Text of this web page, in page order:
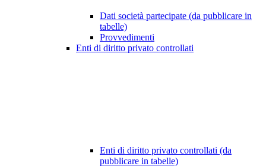
Dati società partecipate (da pubblicare in
tabelle)
Provvedimenti
Enti di diritto privato controllati
Enti di diritto privato controllati (da
pubblicare in tabelle)